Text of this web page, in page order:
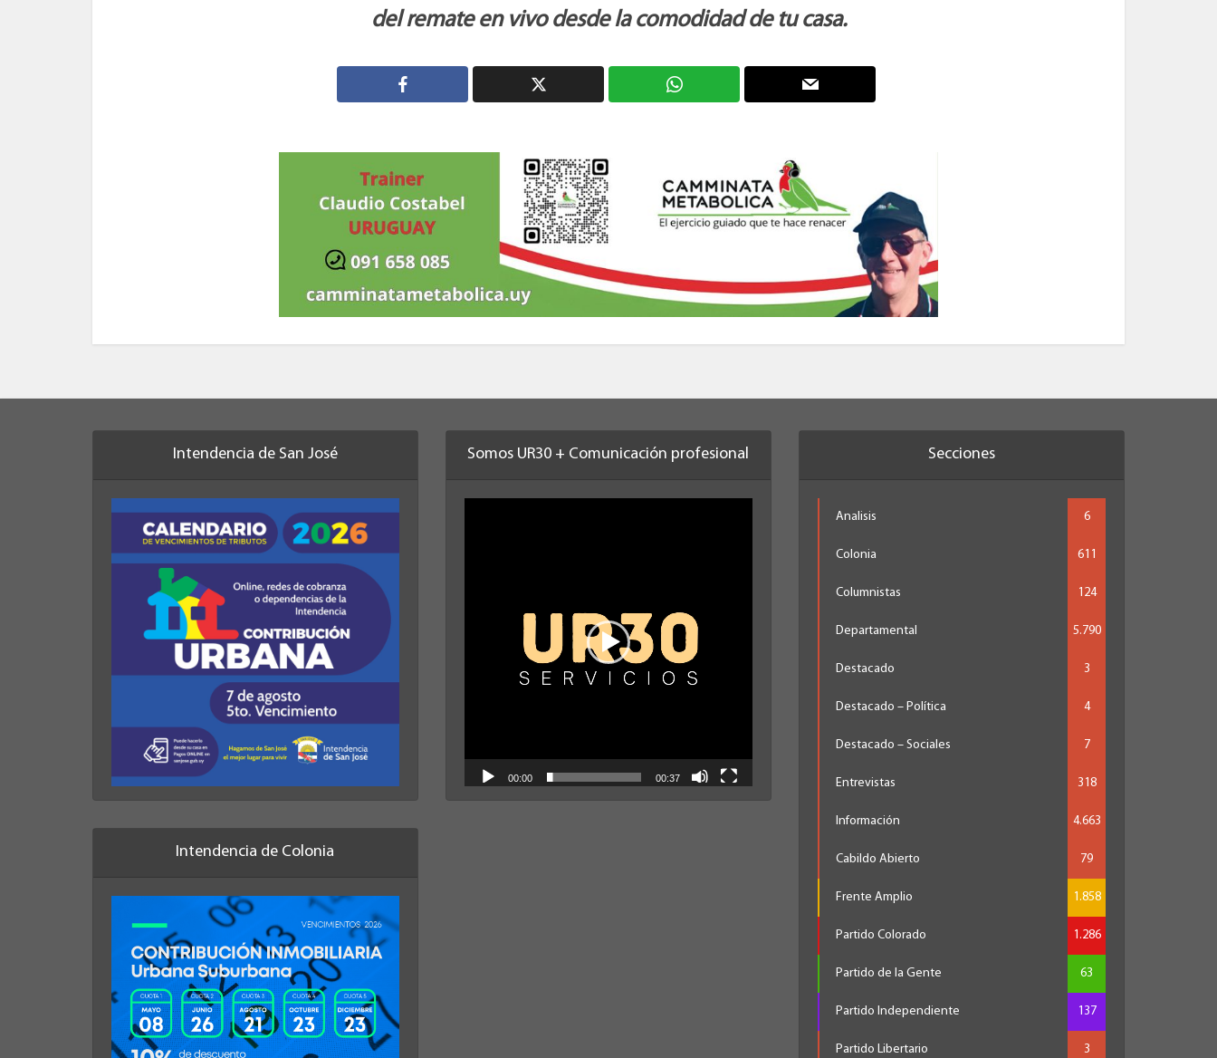
del remate en vivo desde la comodidad de tu casa.
Intendencia de San José
Intendencia de Colonia
Somos UR30 + Comunicación profesional
00:00 00:37
Secciones
Analisis 6
Colonia 611
Columnistas 124
Departamental 5.790
Destacado 3
Destacado – Política 4
Destacado – Sociales 7
Entrevistas 318
Información 4.663
Cabildo Abierto 79
Frente Amplio 1.858
Partido Colorado 1.286
Partido de la Gente 63
Partido Independiente 137
Partido Libertario 3